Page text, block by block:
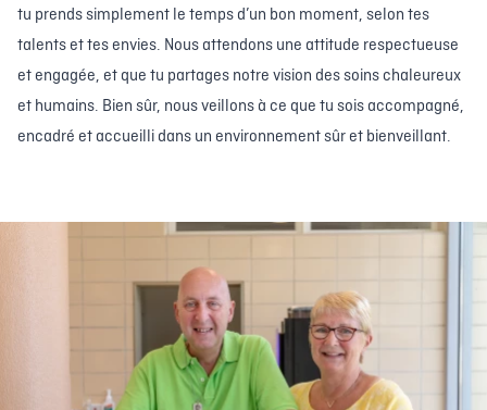
tu prends simplement le temps d’un bon moment, selon tes
talents et tes envies. Nous attendons une attitude respectueuse
et engagée, et que tu partages notre vision des soins chaleureux
et humains. Bien sûr, nous veillons à ce que tu sois accompagné,
encadré et accueilli dans un environnement sûr et bienveillant.